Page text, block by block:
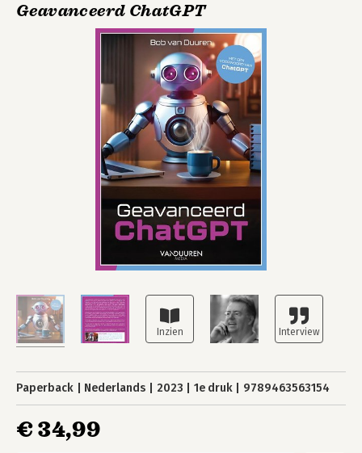
Geavanceerd ChatGPT
Paperback Nederlands 2023 1e druk 9789463563154
€ 34,99